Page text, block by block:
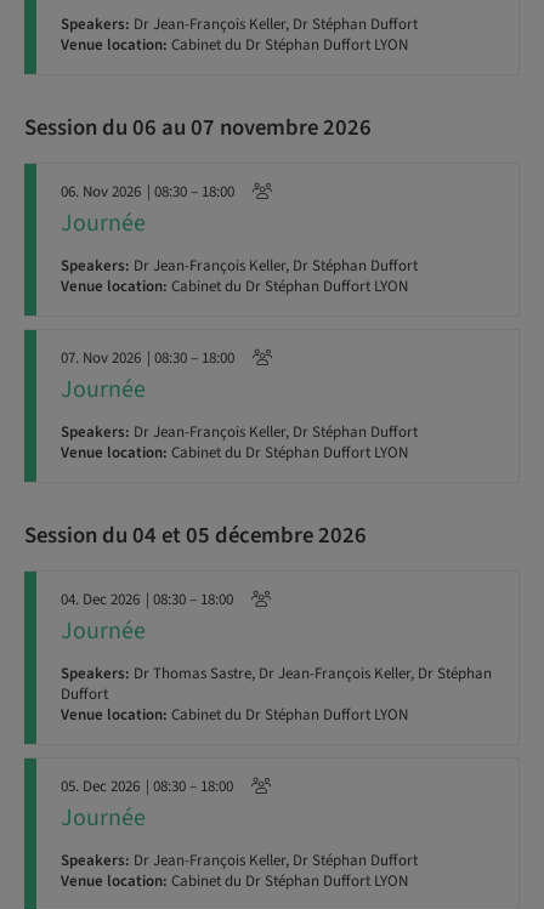
Speakers: Dr Jean-François Keller, Dr Stéphan Duffort
Venue location: Cabinet du Dr Stéphan Duffort LYON
Session du 06 au 07 novembre 2026
06. Nov 2026 | 08:30 – 18:00
Journée
Speakers: Dr Jean-François Keller, Dr Stéphan Duffort
Venue location: Cabinet du Dr Stéphan Duffort LYON
07. Nov 2026 | 08:30 – 18:00
Journée
Speakers: Dr Jean-François Keller, Dr Stéphan Duffort
Venue location: Cabinet du Dr Stéphan Duffort LYON
Session du 04 et 05 décembre 2026
04. Dec 2026 | 08:30 – 18:00
Journée
Speakers: Dr Thomas Sastre, Dr Jean-François Keller, Dr Stéphan
Duffort
Venue location: Cabinet du Dr Stéphan Duffort LYON
05. Dec 2026 | 08:30 – 18:00
Journée
Speakers: Dr Jean-François Keller, Dr Stéphan Duffort
Venue location: Cabinet du Dr Stéphan Duffort LYON